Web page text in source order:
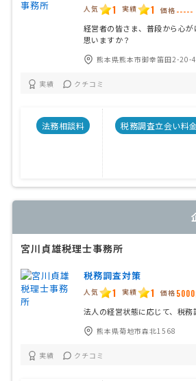
人気 1 実績 1 価格 -----
経営者の皆さま、普段から心
思いますか？
熊本県熊本市御幸笛田2-20-
実績 クチコミ
法務相談料 税務調査立会い料金
宮川貞雄税理士事務所
税務調査対策
人気 1 実績 1 価格
法人の経営状態に応じて、税務
熊本県菊地市森北1568
実績 クチコミ